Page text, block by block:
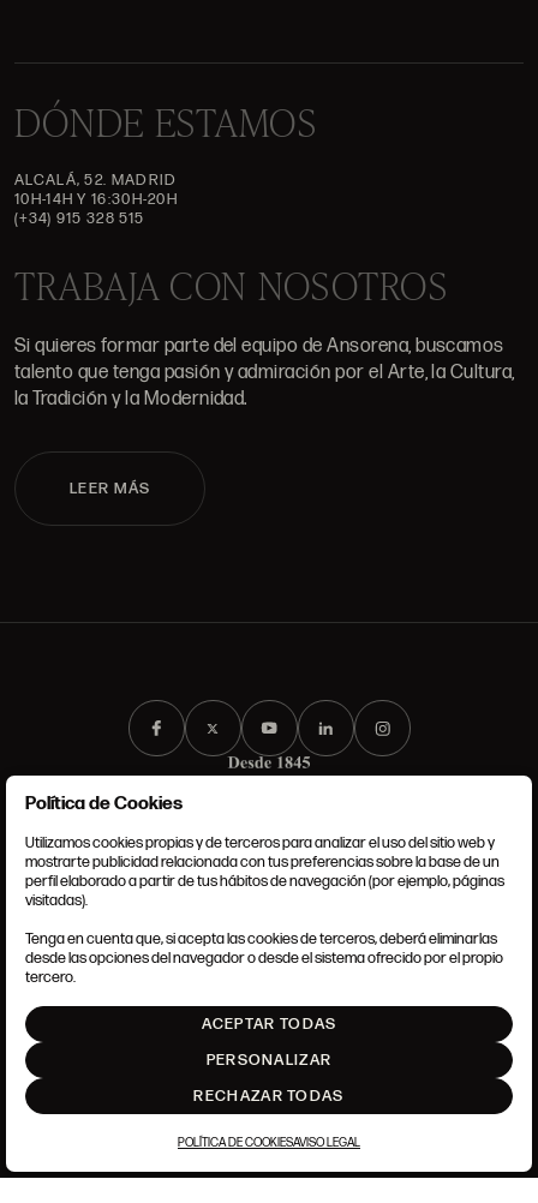
DÓNDE ESTAMOS
ALCALÁ, 52. MADRID
10H-14H Y 16:30H-20H
(+34) 915 328 515
TRABAJA CON NOSOTROS
Si quieres formar parte del equipo de Ansorena, buscamos
talento que tenga pasión y admiración por el Arte, la Cultura,
la Tradición y la Modernidad.
LEER MÁS
CONDICIONES GENERALES
POLÍTICA DE COOKIES
AJUSTE DE COOKIES
Política de Cookies
Utilizamos cookies propias y de terceros para analizar el uso del sitio web y
mostrarte publicidad relacionada con tus preferencias sobre la base de un
perfil elaborado a partir de tus hábitos de navegación (por ejemplo, páginas
visitadas).
Tenga en cuenta que, si acepta las cookies de terceros, deberá eliminarlas
desde las opciones del navegador o desde el sistema ofrecido por el propio
tercero.
ACEPTAR TODAS
PERSONALIZAR
RECHAZAR TODAS
POLÍTICA DE COOKIESAVISO LEGAL